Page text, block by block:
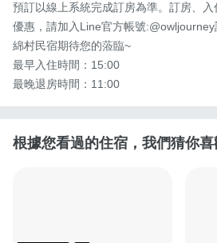
預訂以線上系統完成訂房為準。訂房、
優惠，請加入Line官方帳號:@owljourney
綿村民宿期待您的蒞臨~
最早入住時間：15:00
最晚退房時間：11:00
根據您看過的住宿，我們猜你喜